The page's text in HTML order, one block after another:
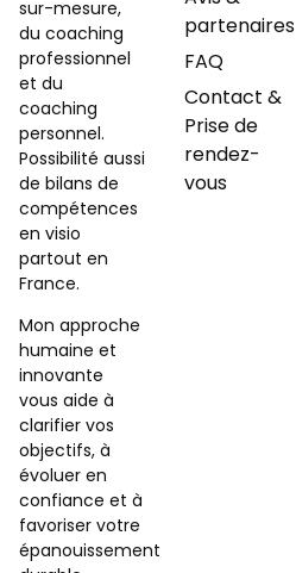
sur-mesure,
du coaching
professionnel
et du
coaching
personnel.
Possibilité aussi
de bilans de
compétences
en visio
partout en
France.
Mon approche
humaine et
innovante
vous aide à
clarifier vos
objectifs, à
évoluer en
confiance et à
favoriser votre
épanouissement
partenaires
FAQ
Contact &
Prise de
rendez-
vous